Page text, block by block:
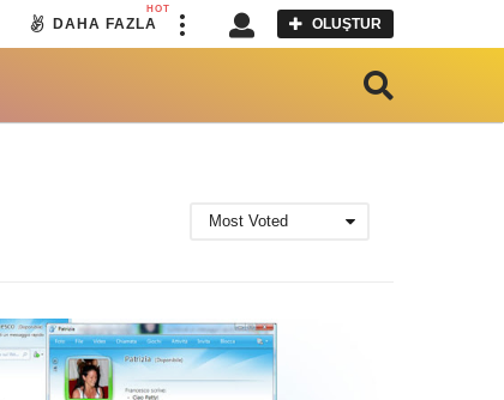
DAHA FAZLA
HOT
OLUŞTUR
Most Voted